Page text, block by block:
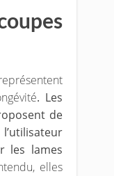
. Les
de
les lames
elles